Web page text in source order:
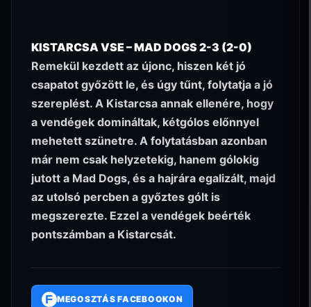
KISTARCSA VSE – MAD DOGS 2-3 (2-0)
Remekül kezdett az újonc, hiszen két jó
csapatot győzött le, és úgy tűnt, folytatja a jó
szereplést. A Kistarcsa annak ellenére, hogy
a vendégek domináltak, kétgólos előnnyel
mehetett szünetre. A folytatásban azonban
már nem csak helyzetekig, hanem gólokig
jutott a Mad Dogs, és a hajrára egalizált, majd
az utolsó percben a győztes gólt is
megszerezte. Ezzel a vendégek beérték
pontszámban a Kistarcsát.
F MEGOSZTÁS FACEBOOKON